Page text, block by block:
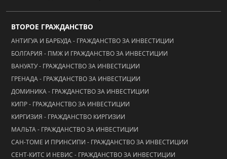
ВТОРОЕ ГРАЖДАНСТВО
АНТИГУА И БАРБУДА - ГРАЖДАНСТВО ЗА ИНВЕСТИЦИИ
БОЛГАРИЯ - ПМЖ И ГРАЖДАНСТВО ЗА ИНВЕСТИЦИИ
ВАНУАТУ - ГРАЖДАНСТВО ЗА ИНВЕСТИЦИИ
ГРЕНАДА - ГРАЖДАНСТВО ЗА ИНВЕСТИЦИИ
ДОМИНИКА - ГРАЖДАНСТВО ЗА ИНВЕСТИЦИИ
КИПР - ГРАЖДАНСТВО ЗА ИНВЕСТИЦИИ
КИРГИЗИЯ - ГРАЖДАНСТВО КИРГИЗИИ
МАЛЬТА - ГРАЖДАНСТВО ЗА ИНВЕСТИЦИИ
САН-ТОМЕ И ПРИНСИПИ - ГРАЖДАНСТВО ЗА ИНВЕСТИЦИИ
СЕНТ-КИТС И НЕВИС - ГРАЖДАНСТВО ЗА ИНВЕСТИЦИИ